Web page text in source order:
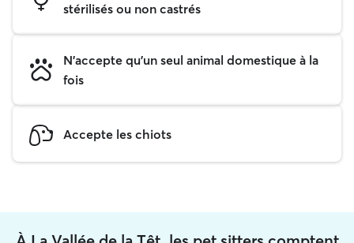
stérilisés ou non castrés
N'accepte qu'un seul animal domestique à la
fois
Accepte les chiots